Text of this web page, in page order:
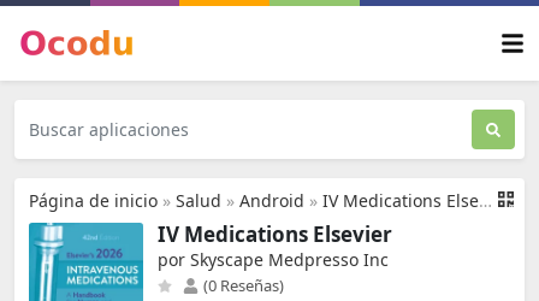
Página de inicio » Salud » Android » IV Medications Elsevier
IV Medications Elsevier
por Skyscape Medpresso Inc
(0 Reseñas)